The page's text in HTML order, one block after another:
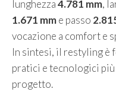
lunghezza4.781 mm,
1.671 mme passo
vocazione a comfort e
In sintesi, il restyling è
pratici e tecnologici più
progetto.